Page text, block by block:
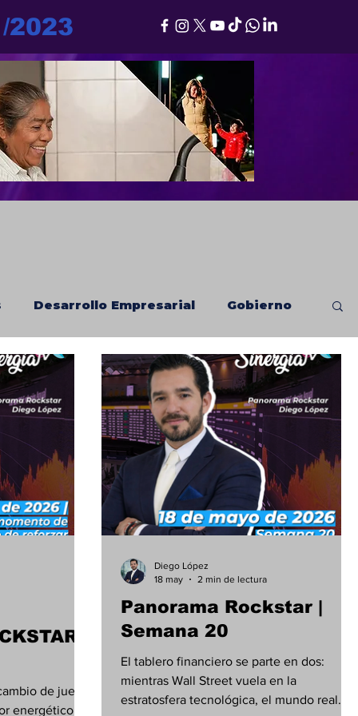
2023
Desarrollo Empresarial Gobierno
|
de juego
energético se
Panorama Rockstar |
Semana 20
El tablero financiero se parte en dos:
mientras Wall Street vuela en la
estratosfera tecnológica, el mundo real
Diego López
18 may
2 min de lectura